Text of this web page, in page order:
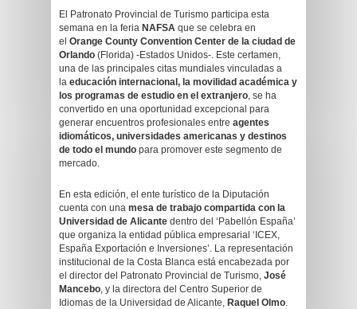
El Patronato Provincial de Turismo participa esta
semana en la feria NAFSA que se celebra en
el Orange County Convention Center de la ciudad de
Orlando (Florida) -Estados Unidos-. Este certamen,
una de las principales citas mundiales vinculadas a
la educación internacional, la movilidad académica y
los programas de estudio en el extranjero, se ha
convertido en una oportunidad excepcional para
generar encuentros profesionales entre agentes
idiomáticos, universidades americanas y destinos
de todo el mundo para promover este segmento de
mercado.
En esta edición, el ente turístico de la Diputación
cuenta con una mesa de trabajo compartida con la
Universidad de Alicante dentro del ‘Pabellón España’
que organiza la entidad pública empresarial ‘ICEX,
España Exportación e Inversiones’. La representación
institucional de la Costa Blanca está encabezada por
el director del Patronato Provincial de Turismo, José
Mancebo, y la directora del Centro Superior de
Idiomas de la Universidad de Alicante, Raquel Olmo.